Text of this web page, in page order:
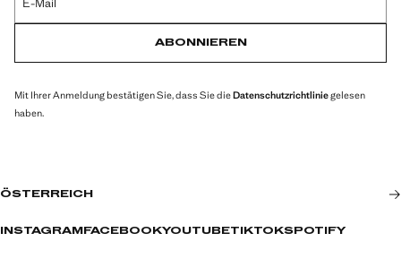
ABONNIEREN
Mit Ihrer Anmeldung bestätigen Sie, dass Sie dieDatenschutzrichtliniegelesen
haben.
ÖSTERREICH
INSTAGRAM FACEBOOKYOUTUBETIKTOKSPOTIFY